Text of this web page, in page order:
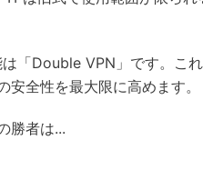
「Double VPN」です。こ
全性を最大限に高めます。
勝者は...